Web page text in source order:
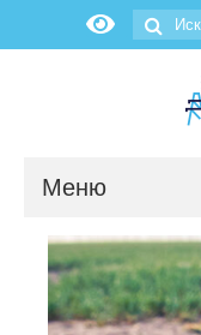
Меню
Новости
О нас